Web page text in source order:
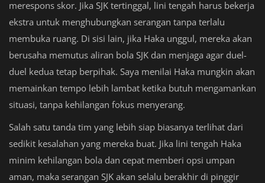
merespons skor. Jika SJK tertinggal, lini tengah harus bekerja
ekstra untuk menghubungkan serangan tanpa terlalu
membuka ruang. Di sisi lain, jika Haka unggul, mereka akan
berusaha memutus aliran bola SJK dan menjaga agar duel-
duel kedua tetap berpihak. Saya menilai Haka mungkin akan
memainkan tempo lebih lambat ketika butuh mengamankan
situasi, tanpa kehilangan fokus menyerang.
Salah satu tanda tim yang lebih siap biasanya terlihat dari
sedikit kesalahan yang mereka buat. Jika lini tengah Haka
minim kehilangan bola dan cepat memberi opsi umpan
aman, maka serangan SJK akan selalu berakhir di pinggir